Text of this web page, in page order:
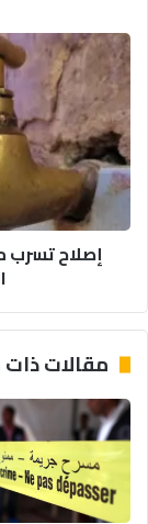
مسرح
التدخلات
الأمنية
(بلاغ)
إصلاح
تسرب
مائي
مفاجئ
يسبب
اضطرابات
في
الماء
إصلاح تسرب
مقالات